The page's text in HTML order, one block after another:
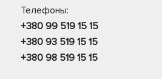
Телефоны:
+380 99 519 15 15
+380 93 519 15 15
+380 98 519 15 15